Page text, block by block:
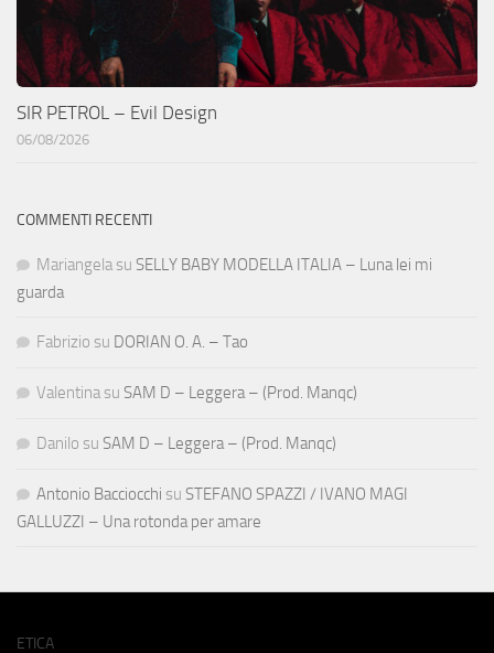
SIR PETROL – Evil Design
06/08/2026
COMMENTI RECENTI
Mariangela su SELLY BABY MODELLA ITALIA – Luna lei mi
guarda
Fabrizio su DORIAN O. A. – Tao
Valentina su SAM D – Leggera – (Prod. Manqc)
Danilo su SAM D – Leggera – (Prod. Manqc)
Antonio Bacciocchi su STEFANO SPAZZI / IVANO MAGI
GALLUZZI – Una rotonda per amare
ETICA